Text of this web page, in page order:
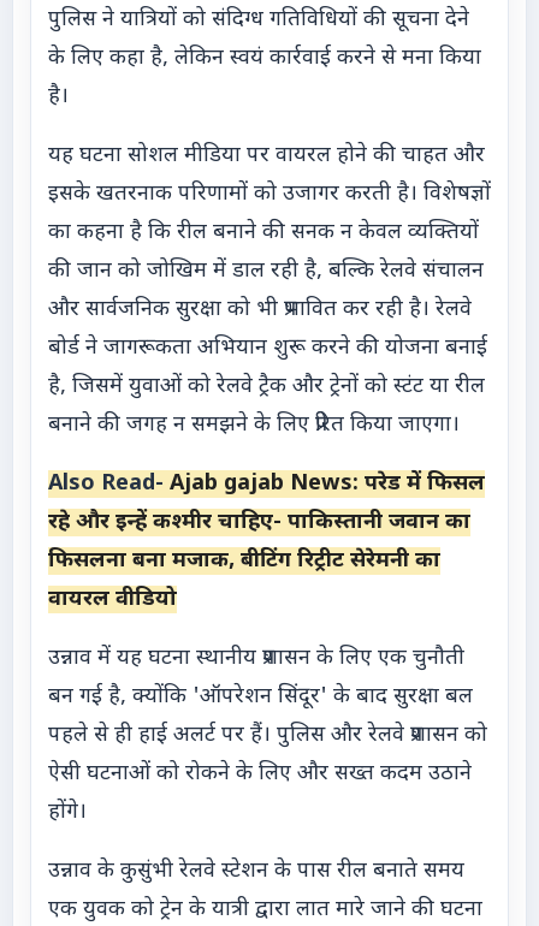
पुलिस ने यात्रियों को संदिग्ध गतिविधियों की सूचना देने
के लिए कहा है, लेकिन स्वयं कार्रवाई करने से मना किया
है।
यह घटना सोशल मीडिया पर वायरल होने की चाहत और
इसके खतरनाक परिणामों को उजागर करती है। विशेषज्ञों
का कहना है कि रील बनाने की सनक न केवल व्यक्तियों
की जान को जोखिम में डाल रही है, बल्कि रेलवे संचालन
और सार्वजनिक सुरक्षा को भी प्रभावित कर रही है। रेलवे
बोर्ड ने जागरूकता अभियान शुरू करने की योजना बनाई
है, जिसमें युवाओं को रेलवे ट्रैक और ट्रेनों को स्टंट या रील
बनाने की जगह न समझने के लिए प्रेरित किया जाएगा।
Also Read- Ajab gajab News: परेड में फिसल
रहे और इन्हें कश्मीर चाहिए- पाकिस्तानी जवान का
फिसलना बना मजाक, बीटिंग रिट्रीट सेरेमनी का
वायरल वीडियो
उन्नाव में यह घटना स्थानीय प्रशासन के लिए एक चुनौती
बन गई है, क्योंकि 'ऑपरेशन सिंदूर' के बाद सुरक्षा बल
पहले से ही हाई अलर्ट पर हैं। पुलिस और रेलवे प्रशासन को
ऐसी घटनाओं को रोकने के लिए और सख्त कदम उठाने
होंगे।
उन्नाव के कुसुंभी रेलवे स्टेशन के पास रील बनाते समय
एक युवक को ट्रेन के यात्री द्वारा लात मारे जाने की घटना